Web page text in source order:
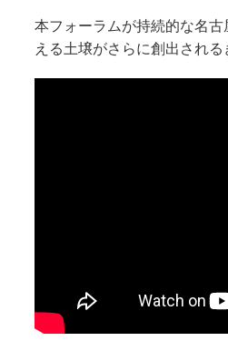
本フォーラムが持続的な名
える土壌がさらに創出され